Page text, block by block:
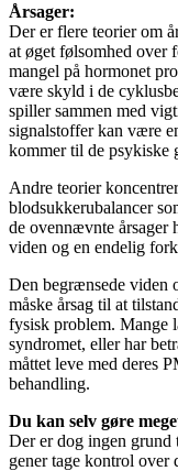
Årsager:
Der er flere teorier om
at øget følsomhed over
mangel på hormonet
være skyld i de
spiller sammen med
signalstoffer kan være
kommer til de psykiske
Andre teorier
blodsukkerubalancer
de ovennævnte årsager
viden og en endelig
Den begrænsede viden
måske årsag til at
fysisk problem. Mange
syndromet, eller har
måttet leve med deres
behandling.
Du kan selv gøre
Der er dog ingen grund
gener tage kontrol over